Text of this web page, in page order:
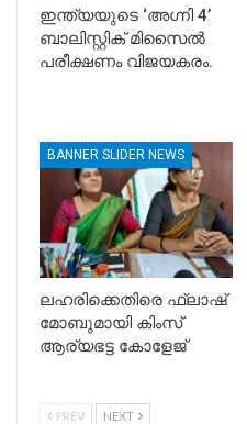
ഇന്ത്യയുടെ ‘അഗ്നി 4’
ബാലിസ്റ്റിക് മിസൈൽ
പരീക്ഷണം വിജയകരം.
BANNER SLIDER NEWS
ലഹരിക്കെതിരെ ഫ്ലാഷ്
മോബുമായി കിംസ്
ആര്യഭട്ട കോളേജ്
PREV NEXT